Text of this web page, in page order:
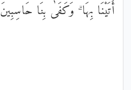
أَتَيْنَا بِهَا ۗ وَكَفَىٰ بِنَا حَاسِبِينَ